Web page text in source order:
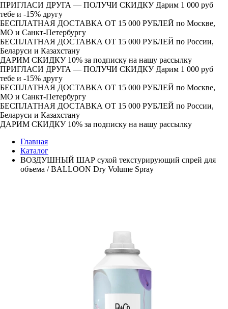
ПРИГЛАСИ ДРУГА — ПОЛУЧИ СКИДКУ Дарим 1 000 руб
тебе и -15% другу
БЕСПЛАТНАЯ ДОСТАВКА ОТ 15 000 РУБЛЕЙ по Москве,
МО и Санкт-Петербургу
БЕСПЛАТНАЯ ДОСТАВКА ОТ 15 000 РУБЛЕЙ по России,
Беларуси и Казахстану
ДАРИМ СКИДКУ 10% за подписку на нашу рассылку
ПРИГЛАСИ ДРУГА — ПОЛУЧИ СКИДКУ Дарим 1 000 руб
тебе и -15% другу
БЕСПЛАТНАЯ ДОСТАВКА ОТ 15 000 РУБЛЕЙ по Москве,
МО и Санкт-Петербургу
БЕСПЛАТНАЯ ДОСТАВКА ОТ 15 000 РУБЛЕЙ по России,
Беларуси и Казахстану
ДАРИМ СКИДКУ 10% за подписку на нашу рассылку
Главная
Каталог
ВОЗДУШНЫЙ ШАР сухой текстурирующий спрей для
объема / BALLOON Dry Volume Spray